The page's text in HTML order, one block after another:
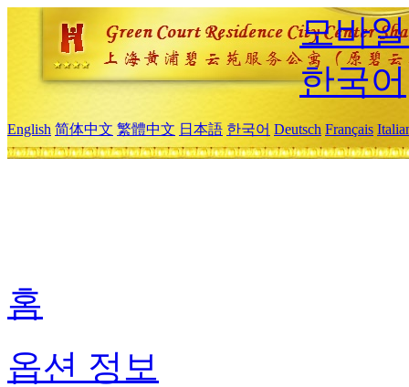
모바
한국어
English 简体中文 繁體中文 日本語 한국어 Deutsch Français
홈
옵션 정보